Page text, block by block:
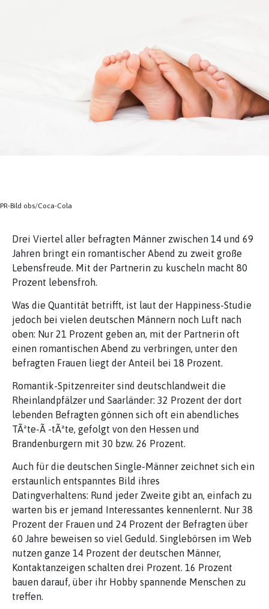
PR-Bild obs/Coca-Cola
Drei Viertel aller befragten Männer zwischen 14 und 69
Jahren bringt ein romantischer Abend zu zweit große
Lebensfreude. Mit der Partnerin zu kuscheln macht 80
Prozent lebensfroh.
Was die Quantität betrifft, ist laut der Happiness-Studie
jedoch bei vielen deutschen Männern noch Luft nach
oben: Nur 21 Prozent geben an, mit der Partnerin oft
einen romantischen Abend zu verbringen, unter den
befragten Frauen liegt der Anteil bei 18 Prozent.
Romantik-Spitzenreiter sind deutschlandweit die
Rheinlandpfälzer und Saarländer: 32 Prozent der dort
lebenden Befragten gönnen sich oft ein abendliches
TÃªte-Ã -tÃªte, gefolgt von den Hessen und
Brandenburgern mit 30 bzw. 26 Prozent.
Auch für die deutschen Single-Männer zeichnet sich ein
erstaunlich entspanntes Bild ihres
Datingverhaltens: Rund jeder Zweite gibt an, einfach zu
warten bis er jemand Interessantes kennenlernt. Nur 38
Prozent der Frauen und 24 Prozent der Befragten über
60 Jahre beweisen so viel Geduld. Singlebörsen im Web
nutzen ganze 14 Prozent der deutschen Männer,
Kontaktanzeigen schalten drei Prozent. 16 Prozent
bauen darauf, über ihr Hobby spannende Menschen zu
treffen.